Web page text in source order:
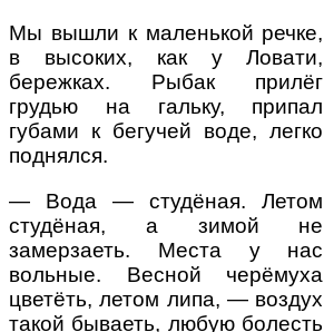
Мы вышли к маленькой речке,
в высоких, как у Ловати,
бережках. Рыбак прилёг
грудью на гальку, припал
губами к бегучей воде, легко
поднялся.
— Вода — студёная. Летом
студёная, а зимой не
замерзаеть. Места у нас
вольные. Весной черёмуха
цветёть, летом липа, — воздух
такой бываеть, любую болесть